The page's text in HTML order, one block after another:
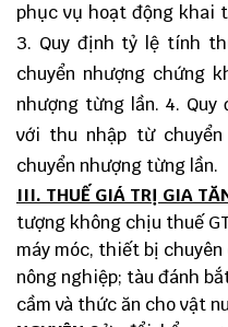
phục vụ hoạt động khai
3. Quy định tỷ lệ tính
chuyển nhượng chứng
nhượng từng lần. 4.
với thu nhập từ
chuyển nhượng từng lần.
III. THUẾ GIÁ TRỊ GIA
tượng không chịu thuế
máy móc, thiết bị
nông nghiệp; tàu đánh
cầm và thức ăn cho vật